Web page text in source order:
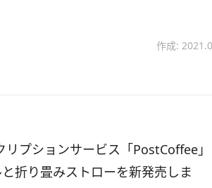
作成:
プションサービス「PostCoffee」
折り畳みストローを新発売しま